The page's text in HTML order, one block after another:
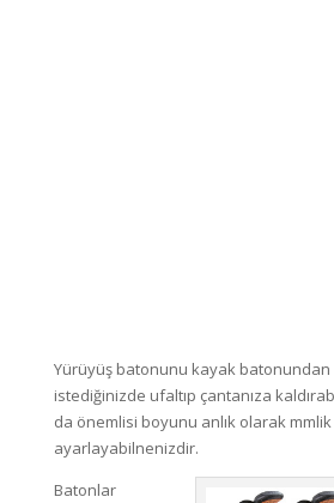
Yürüyüş batonunu kayak batonundan
istediğinizde ufaltıp çantanıza
da önemlisi boyunu anlık olarak
ayarlayabilnenizdir.
Batonlar